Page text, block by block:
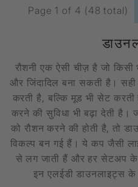
Page 1 of 4 (48 total)
रौशनी एक ऐसी चीज़ है जो
और जिंदादिल बना सकती है।
करती है, बल्कि मूड भी सेट
करने की सुविधा भी बढ़ा देती
को रौशन करने की होती है, तो
विकल्प बन गई हैं। ये कप जैसी
से लग जाती हैं और हर सेटअप के
इन एलईडी डाउनलाइट्स के